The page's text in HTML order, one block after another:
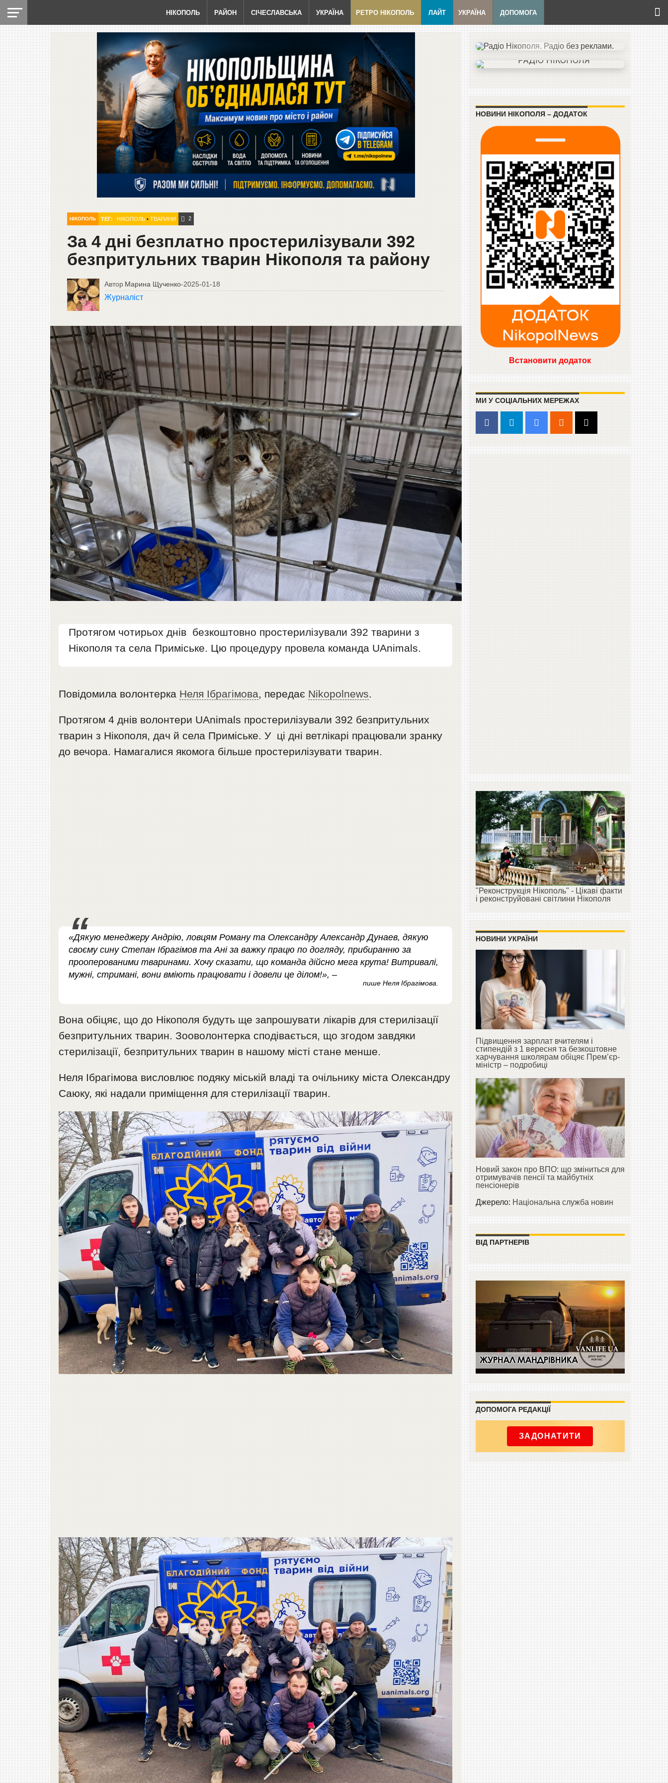
НІКОПОЛЬ РАЙОН СІЧЕСЛАВСЬКА УКРАЇНА РЕТРО НІКОПОЛЬ ЛАЙТ УКРАЇНА ДОПОМОГА
НІКОПОЛЬ ТЕГ: НІКОПОЛЬ• ТВАРИНИ 2
За 4 дні безплатно простерилізували 392
безпритульних тварин Нікополя та району
Автор Марина Щученко-2025-01-18
Журналіст
Протягом чотирьох днів безкоштовно простерилізували 392 тварини з
Нікополя та села Приміське. Цю процедуру провела команда UAnimals.
Повідомила волонтерка Неля Ібрагімова, передає Nikopolnews.
Протягом 4 днів волонтери UAnimals простерилізували 392 безпритульних
тварин з Нікополя, дач й села Приміське. У ці дні ветлікарі працювали зранку
до вечора. Намагалися якомога більше простерилізувати тварин.
«Дякую менеджеру Андрію, ловцям Роману та Олександру Александр Дунаев, дякую
своєму сину Степан Ібрагімов та Ані за важку працю по догляду, прибиранню за
прооперованими тваринами. Хочу сказати, що команда дійсно мега крута! Витривалі,
мужні, стримані, вони вміють працювати і довели це ділом!», –
пише Неля Ібрагімова.
Вона обіцяє, що до Нікополя будуть ще запрошувати лікарів для стерилізації
безпритульних тварин. Зооволонтерка сподівається, що згодом завдяки
стерилізації, безпритульних тварин в нашому місті стане менше.
Неля Ібрагімова висловлює подяку міській владі та очільнику міста Олександру
Саюку, які надали приміщення для стерилізації тварин.
НОВИНИ НІКОПОЛЯ – ДОДАТОК
Встановити додаток
МИ У СОЦІАЛЬНИХ МЕРЕЖАХ
"Реконструкція Нікополь" - Цікаві факти
і реконструйовані світлини Нікополя
НОВИНИ УКРАЇНИ
Підвищення зарплат вчителям і
стипендій з 1 вересня та безкоштовне
харчування школярам обіцяє Прем’єр-
міністр – подробиці
Новий закон про ВПО: що зміниться для
отримувачів пенсії та майбутніх
пенсіонерів
Джерело:Національна служба новин
ВІД ПАРТНЕРІВ
ДОПОМОГА РЕДАКЦІЇ
ЗАДОНАТИТИ